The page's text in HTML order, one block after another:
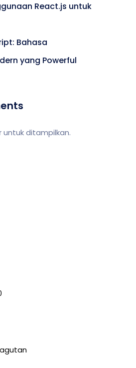
React.js untuk
Bahasa
yang Powerful
ditampilkan.